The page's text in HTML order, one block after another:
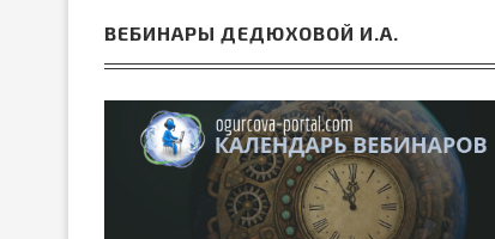
ВЕБИНАРЫ ДЕДЮХОВОЙ И.А.